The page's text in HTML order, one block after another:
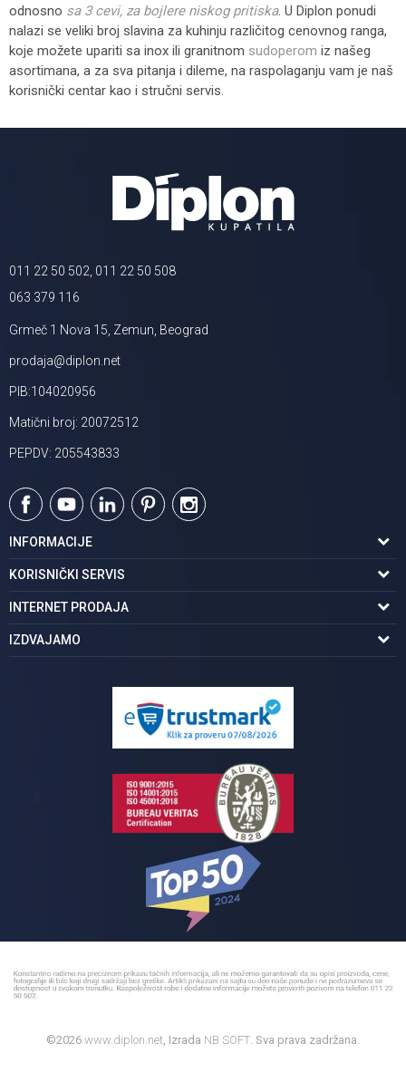
odnosno sa 3 cevi, za bojlere niskog pritiska. U Diplon ponudi
nalazi se veliki broj slavina za kuhinju različitog cenovnog ranga,
koje možete upariti sa inox ili granitnom sudoperom iz našeg
asortimana, a za sva pitanja i dileme, na raspolaganju vam je naš
korisnički centar kao i stručni servis.
011 22 50 502, 011 22 50 508
063 379 116
Grmeč 1 Nova 15, Zemun, Beograd
prodaja@diplon.net
PIB:104020956
Matični broj: 20072512
PEPDV: 205543833
INFORMACIJE
O nama
Podaci o trgovcu
Karijera | postani deo tima
KORISNIČKI SERVIS
Uslovi korišćenja
Politika privatnosti
INTERNET PRODAJA
Kako kupiti
IZDVAJAMO
Pločice za kupatilo
©2026 www.diplon.net, Izrada NB SOFT. Sva prava zadržana.